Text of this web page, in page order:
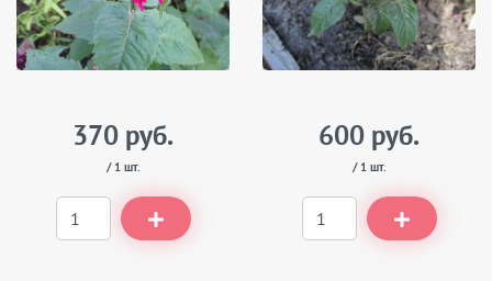
370 руб.
/ 1 шт.
600 руб.
/ 1 шт.